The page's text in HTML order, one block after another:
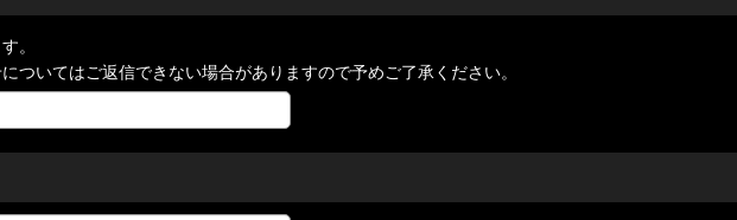
。
ついてはご返信できない場合がありますので予めご了承ください。